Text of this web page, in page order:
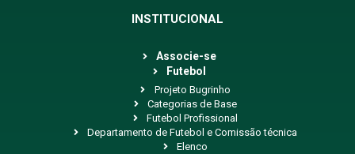
INSTITUCIONAL
Associe-se
Futebol
Projeto Bugrinho
Categorias de Base
Futebol Profissional
Departamento de Futebol e Comissão técnica
Elenco